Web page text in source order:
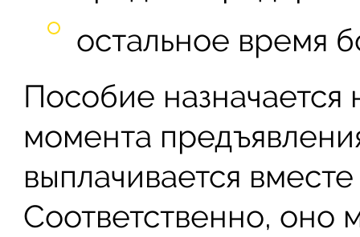
остальное время
Пособие
момента
выплачивается
Соответственно, оно